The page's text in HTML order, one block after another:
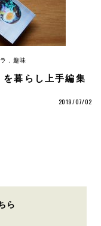
趣味
暮らし上手編集
2019/07/02
ら